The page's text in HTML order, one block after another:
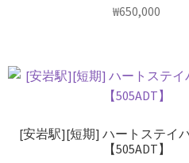
₩650,000
[安岩駅][短期] ハートステイ
【505ADT】